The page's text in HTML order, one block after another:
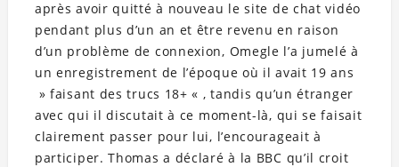
après avoir quitté à nouveau le site de chat vidéo
pendant plus d’un an et être revenu en raison
d’un problème de connexion, Omegle l’a jumelé à
un enregistrement de l’époque où il avait 19 ans
» faisant des trucs 18+ « , tandis qu’un étranger
avec qui il discutait à ce moment-là, qui se faisait
clairement passer pour lui, l’encourageait à
participer. Thomas a déclaré à la BBC qu’il croit